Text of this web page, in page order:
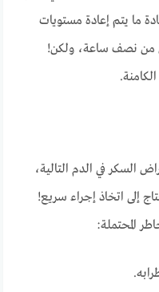
ما يتم إعادة مستويات
من نصف ساعة، ولكن!
السكر في الدم التالية،
إلى اتخاذ إجراء سريع!
المحتملة: